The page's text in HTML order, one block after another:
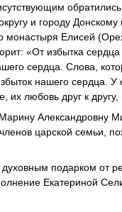
и городу
монастыря Елисей
«От избытка
сердца. Слова,
нашего сердца.
любовь друг к
Александровну
царской семьи,
подарком от
Екатериной